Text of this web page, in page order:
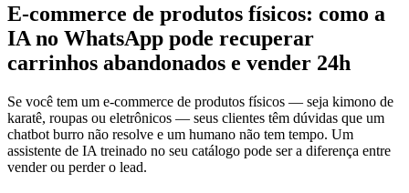
E-commerce de produtos físicos: como a
IA no WhatsApp pode recuperar
carrinhos abandonados e vender 24h
Se você tem um e-commerce de produtos físicos — seja kimono de
karatê, roupas ou eletrônicos — seus clientes têm dúvidas que um
chatbot burro não resolve e um humano não tem tempo. Um
assistente de IA treinado no seu catálogo pode ser a diferença entre
vender ou perder o lead.